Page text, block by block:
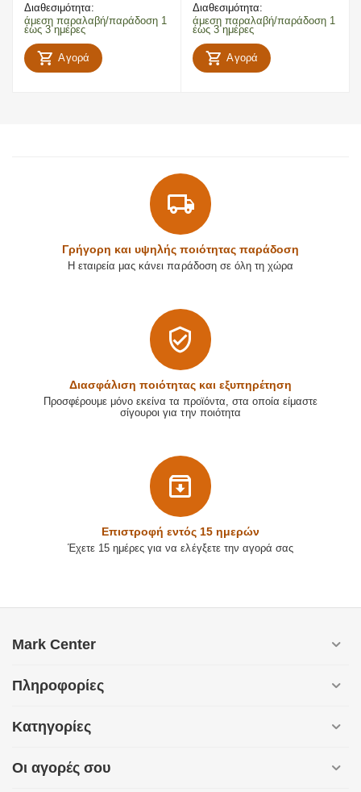
Διαθεσιμότητα:
άμεση παραλαβή/παράδοση 1
έως 3 ημέρες
Αγορά
Διαθεσιμότητα:
άμεση παραλαβή/παράδοση 1
έως 3 ημέρες
Αγορά
Γρήγορη και υψηλής ποιότητας παράδοση
Η εταιρεία μας κάνει παράδοση σε όλη τη χώρα
Διασφάλιση ποιότητας και εξυπηρέτηση
Προσφέρουμε μόνο εκείνα τα προϊόντα, στα οποία είμαστε
σίγουροι για την ποιότητα
Επιστρoφή εντός 15 ημερών
Έχετε 15 ημέρες για να ελέγξετε την αγορά σας
Mark Center
Πληροφορίες
Κατηγορίες
Οι αγορές σου